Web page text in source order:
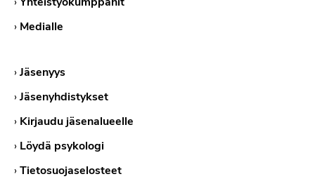
› Medialle
›Jäsenyys
›Jäsenyhdistykset
› Kirjaudu jäsenalueelle
› Löydä psykologi
›Tietosuojaselosteet